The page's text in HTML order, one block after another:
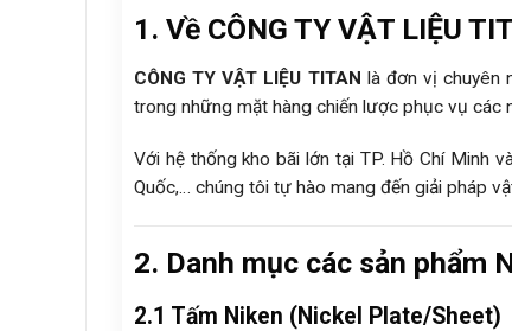
1. Về CÔNG TY VẬT LIỆU
CÔNG TY VẬT LIỆU TITAN là đơn vị chuyên
trong những mặt hàng chiến lược phục vụ các
Với hệ thống kho bãi lớn tại TP. Hồ Chí Minh
Quốc,… chúng tôi tự hào mang đến giải pháp
2. Danh mục các sản
2.1 Tấm Niken (Nickel Plate/Sheet)